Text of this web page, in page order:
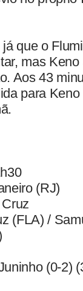
que o
mas
Aos 43
para
(RJ)
(FLA) /
(0-2)